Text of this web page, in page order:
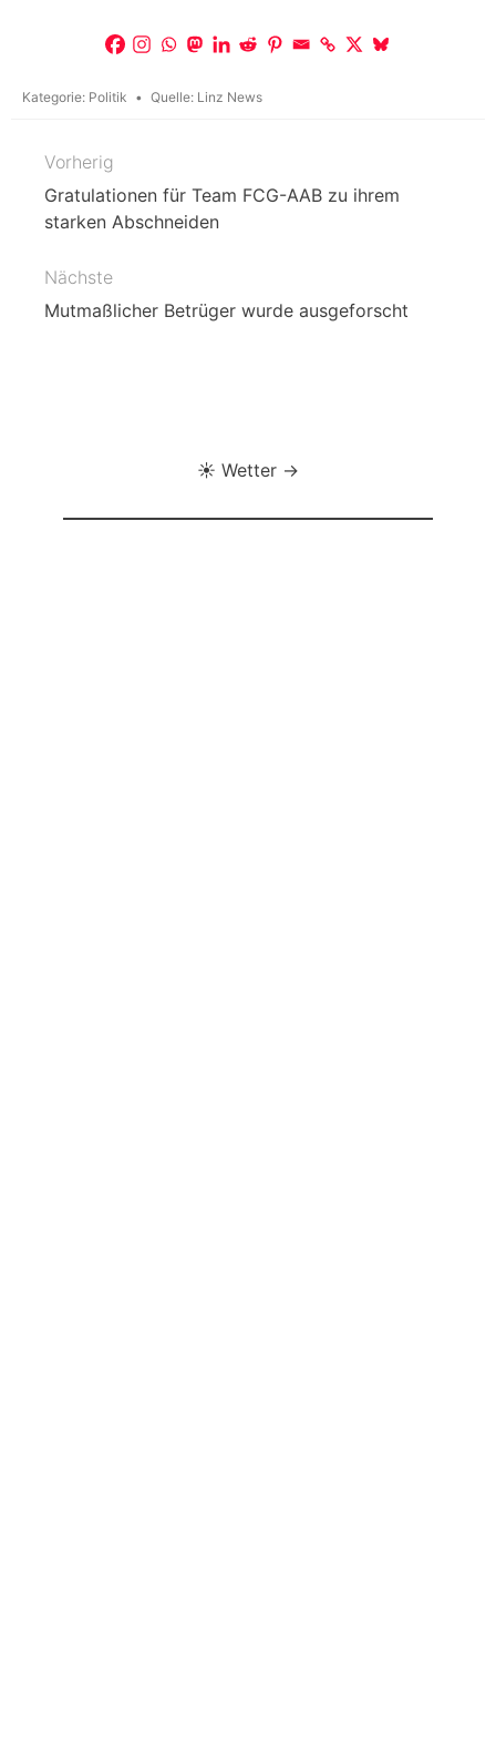
Kategorie: Politik Quelle: Linz News
Beitragsnavigation
Vorherig
Gratulationen für Team FCG-AAB zu ihrem
starken Abschneiden
Nächste
Mutmaßlicher Betrüger wurde ausgeforscht
☀️ Wetter →